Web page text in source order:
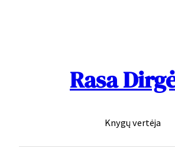
Rasa
Knygų vertėja